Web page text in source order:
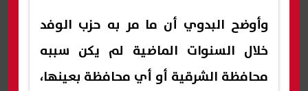
وأوضح البدوي أن ما مر به حزب الوفد
خلال السنوات الماضية لم يكن سببه
محافظة الشرقية أو أي محافظة بعينها،